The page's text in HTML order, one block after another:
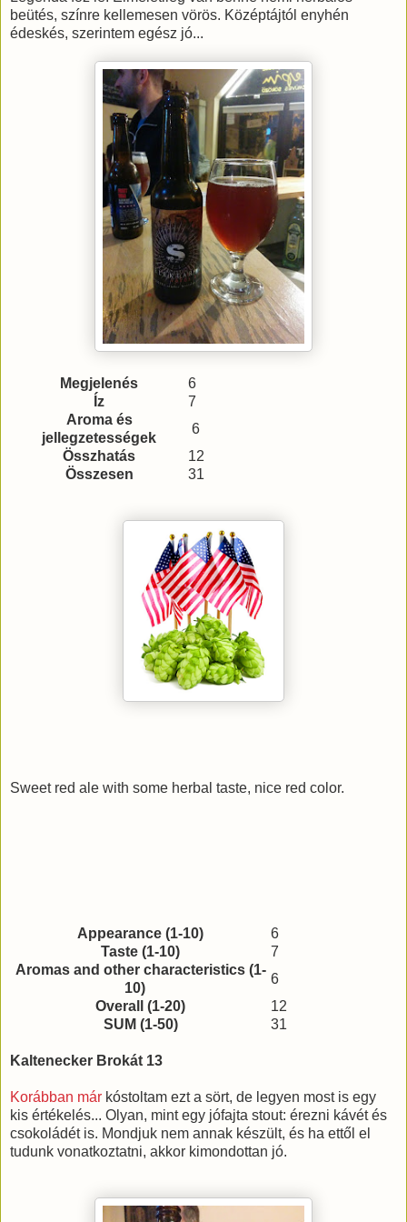
beütés, színre kellemesen vörös. Középtájtól enyhén
édeskés, szerintem egész jó...
Megjelenés
6
Íz
7
Aroma és
jellegzetességek
6
Összhatás
12
Összesen
31
Sweet red ale with some herbal taste, nice red color.
Appearance (1-10)
6
Taste (1-10)
7
Aromas and other characteristics (1-
10)
6
Overall (1-20)
12
SUM (1-50)
31
Kaltenecker Brokát 13
Korábban már kóstoltam ezt a sört, de legyen most is egy
kis értékelés... Olyan, mint egy jófajta stout: érezni kávét és
csokoládét is. Mondjuk nem annak készült, és ha ettől el
tudunk vonatkoztatni, akkor kimondottan jó.